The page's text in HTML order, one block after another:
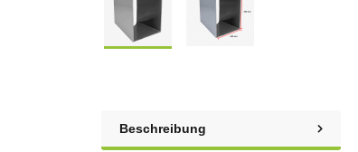
Beschreibung